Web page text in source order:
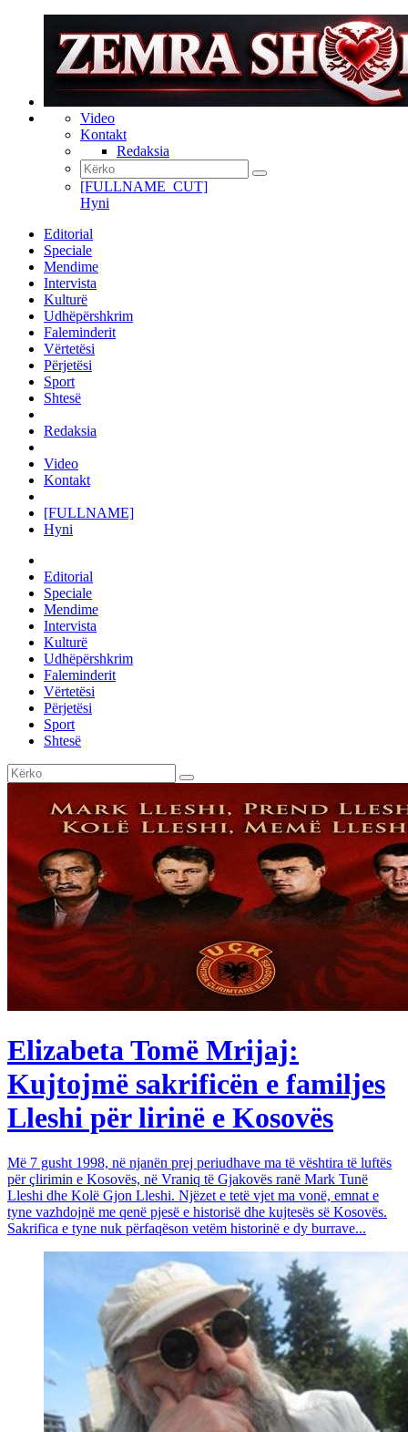
Video
Kontakt
Redaksia
[FULLNAME_CUT]
Hyni
Editorial
Speciale
Mendime
Intervista
Kulturë
Udhëpërshkrim
Faleminderit
Vërtetësi
Përjetësi
Sport
Shtesë
Redaksia
Video
Kontakt
[FULLNAME]
Hyni
Editorial
Speciale
Mendime
Intervista
Kulturë
Udhëpërshkrim
Faleminderit
Vërtetësi
Përjetësi
Sport
Shtesë
Elizabeta Tomë Mrijaj:
Kujtojmë sakrificën e familjes
Lleshi për lirinë e Kosovës
Më 7 gusht 1998, në njanën prej periudhave ma të vështira të luftës
për çlirimin e Kosovës, në Vraniq të Gjakovës ranë Mark Tunë
Lleshi dhe Kolë Gjon Lleshi. Njëzet e tetë vjet ma vonë, emnat e
tyne vazhdojnë me qenë pjesë e historisë dhe kujtesës së Kosovës.
Sakrifica e tyne nuk përfaqëson vetëm historinë e dy burrave...